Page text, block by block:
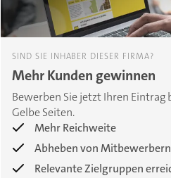
SIND SIE INHABER DIESER FIRMA?
Mehr Kunden gewinnen
Bewerben Sie jetzt Ihren Eintrag
Gelbe Seiten.
Mehr Reichweite
Abheben von Mitbewerbern
Relevante Zielgruppen